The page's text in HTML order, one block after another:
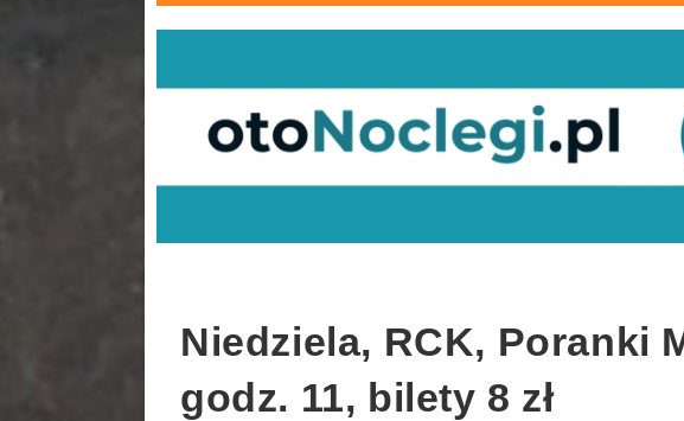
Niedziela, RCK, Poranki
godz. 11, bilety 8 zł